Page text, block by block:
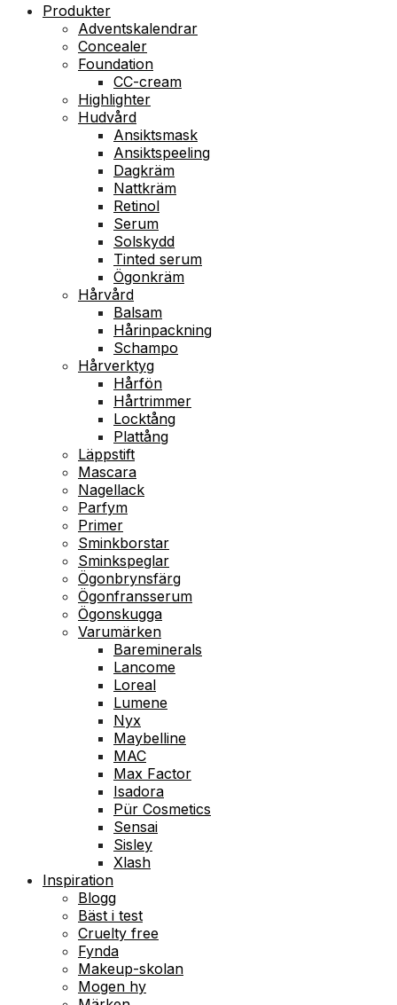
Produkter
Adventskalendrar
Concealer
Foundation
CC-cream
Highlighter
Hudvård
Ansiktsmask
Ansiktspeeling
Dagkräm
Nattkräm
Retinol
Serum
Solskydd
Tinted serum
Ögonkräm
Hårvård
Balsam
Hårinpackning
Schampo
Hårverktyg
Hårfön
Hårtrimmer
Locktång
Plattång
Läppstift
Mascara
Nagellack
Parfym
Primer
Sminkborstar
Sminkspeglar
Ögonbrynsfärg
Ögonfransserum
Ögonskugga
Varumärken
Bareminerals
Lancome
Loreal
Lumene
Nyx
Maybelline
MAC
Max Factor
Isadora
Pür Cosmetics
Sensai
Sisley
Xlash
Inspiration
Blogg
Bäst i test
Cruelty free
Fynda
Makeup-skolan
Mogen hy